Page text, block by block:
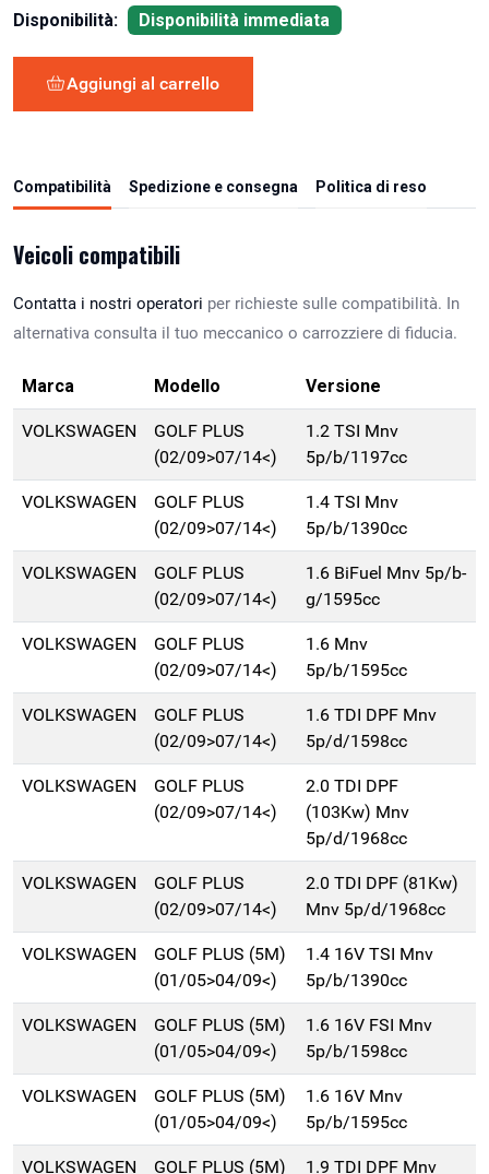
Disponibilità:
Disponibilità immediata
Aggiungi al carrello
Compatibilità Spedizione e consegna Politica di reso
Veicoli compatibili
Contatta i nostri operatori per richieste sulle compatibilità. In
alternativa consulta il tuo meccanico o carrozziere di fiducia.
Marca Modello Versione
VOLKSWAGEN
GOLF PLUS
(02/09>07/14<)
1.2 TSI Mnv
5p/b/1197cc
VOLKSWAGEN
GOLF PLUS
(02/09>07/14<)
1.4 TSI Mnv
5p/b/1390cc
VOLKSWAGEN
GOLF PLUS
(02/09>07/14<)
1.6 BiFuel Mnv 5p/b-
g/1595cc
VOLKSWAGEN
GOLF PLUS
(02/09>07/14<)
1.6 Mnv
5p/b/1595cc
VOLKSWAGEN
GOLF PLUS
(02/09>07/14<)
1.6 TDI DPF Mnv
5p/d/1598cc
VOLKSWAGEN
GOLF PLUS
(02/09>07/14<)
2.0 TDI DPF
(103Kw) Mnv
5p/d/1968cc
VOLKSWAGEN
GOLF PLUS
(02/09>07/14<)
2.0 TDI DPF (81Kw)
Mnv 5p/d/1968cc
VOLKSWAGEN
GOLF PLUS (5M)
(01/05>04/09<)
1.4 16V TSI Mnv
5p/b/1390cc
VOLKSWAGEN
GOLF PLUS (5M)
(01/05>04/09<)
1.6 16V FSI Mnv
5p/b/1598cc
VOLKSWAGEN
GOLF PLUS (5M)
(01/05>04/09<)
1.6 16V Mnv
5p/b/1595cc
VOLKSWAGEN GOLF PLUS (5M) 1.9 TDI DPF Mnv